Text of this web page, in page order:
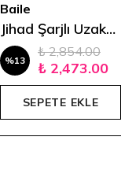
Baile
Jihad Şarjlı Uzaktan Kumandalı Oynar Başlı Vibratör 25 cm
%13
₺ 2,854.00
₺ 2,473.00
SEPETE EKLE